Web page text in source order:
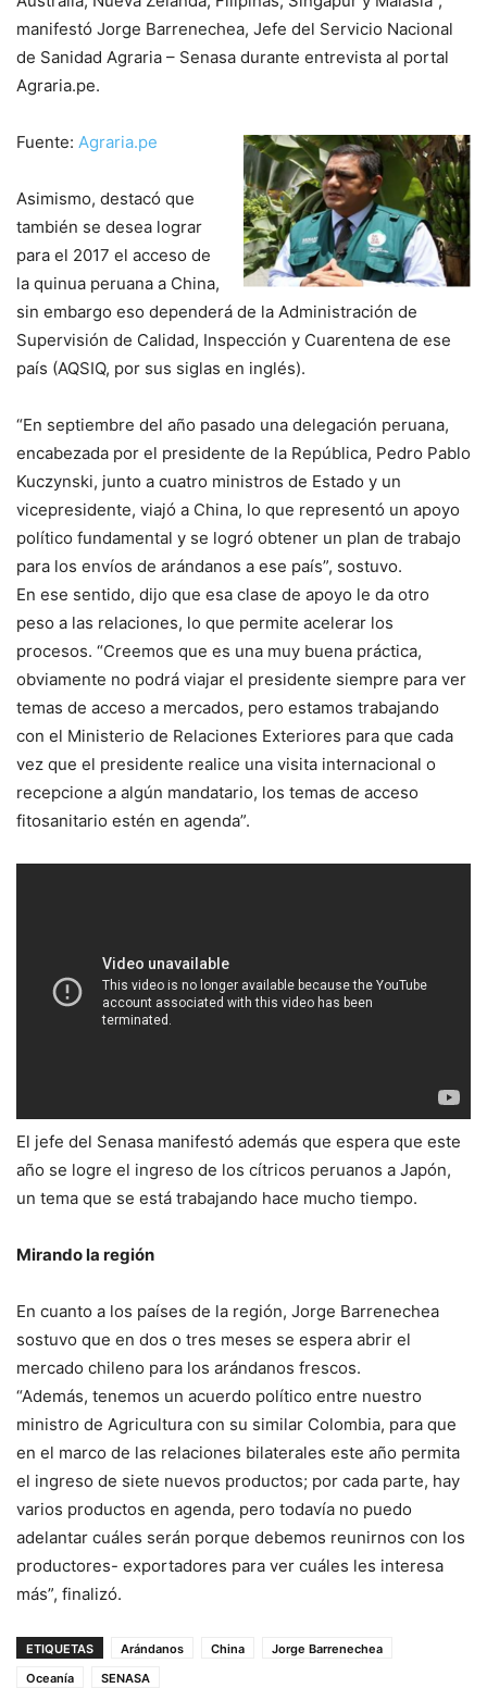
manifestó Jorge Barrenechea, Jefe del Servicio Nacional
de Sanidad Agraria – Senasa durante entrevista al portal
Agraria.pe.
Fuente: Agraria.pe
Asimismo, destacó que
también se desea lograr
para el 2017 el acceso de
la quinua peruana a China,
sin embargo eso dependerá de la Administración de
Supervisión de Calidad, Inspección y Cuarentena de ese
país (AQSIQ, por sus siglas en inglés).
“En septiembre del año pasado una delegación peruana,
encabezada por el presidente de la República, Pedro Pablo
Kuczynski, junto a cuatro ministros de Estado y un
vicepresidente, viajó a China, lo que representó un apoyo
político fundamental y se logró obtener un plan de trabajo
para los envíos de arándanos a ese país”, sostuvo.
En ese sentido, dijo que esa clase de apoyo le da otro
peso a las relaciones, lo que permite acelerar los
procesos. “Creemos que es una muy buena práctica,
obviamente no podrá viajar el presidente siempre para ver
temas de acceso a mercados, pero estamos trabajando
con el Ministerio de Relaciones Exteriores para que cada
vez que el presidente realice una visita internacional o
recepcione a algún mandatario, los temas de acceso
fitosanitario estén en agenda”.
El jefe del Senasa manifestó además que espera que este
año se logre el ingreso de los cítricos peruanos a Japón,
un tema que se está trabajando hace mucho tiempo.
Mirando la región
En cuanto a los países de la región, Jorge Barrenechea
sostuvo que en dos o tres meses se espera abrir el
mercado chileno para los arándanos frescos.
“Además, tenemos un acuerdo político entre nuestro
ministro de Agricultura con su similar Colombia, para que
en el marco de las relaciones bilaterales este año permita
el ingreso de siete nuevos productos; por cada parte, hay
varios productos en agenda, pero todavía no puedo
adelantar cuáles serán porque debemos reunirnos con los
productores- exportadores para ver cuáles les interesa
más”, finalizó.
ETIQUETAS Arándanos China
Jorge Barrenechea
Oceanía
SENASA